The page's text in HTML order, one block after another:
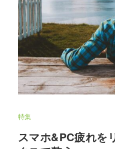
特集
スマホ&PC疲れを